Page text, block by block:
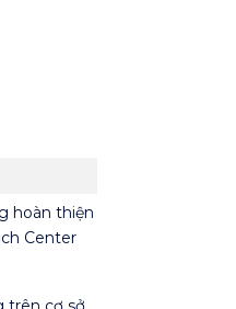
hoàn thiện
Center